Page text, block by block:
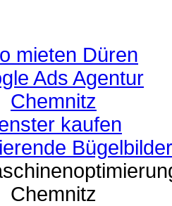
mieten Düren
Ads Agentur
Chemnitz
kaufen
Bügelbilder
Chemnitz